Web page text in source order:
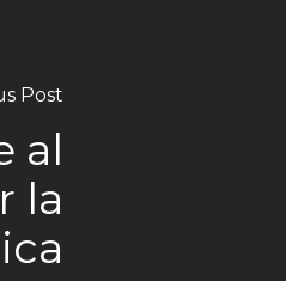
Post
al
la